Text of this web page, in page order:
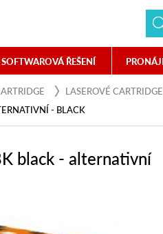
SOFTWAROVÁ ŘEŠENÍ
LASEROVÉ CARTRIDGE
- BLACK
black - alternativní